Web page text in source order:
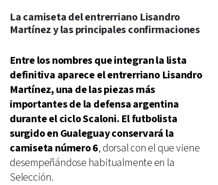
La camiseta del entrerriano Lisandro
Martínez y las principales confirmaciones
Entre los nombres que integran la lista
definitiva aparece el entrerriano Lisandro
Martínez, una de las piezas más
importantes de la defensa argentina
durante el ciclo Scaloni. El futbolista
surgido en Gualeguay conservará la
camiseta número 6, dorsal con el que viene
desempeñándose habitualmente en la
Selección.